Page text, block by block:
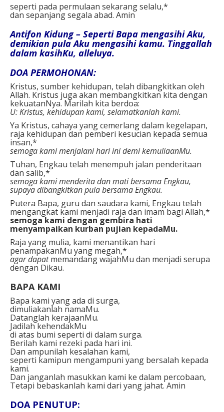
seperti pada permulaan sekarang selalu,*
dan sepanjang segala abad. Amin
Antifon Kidung – Seperti Bapa mengasihi Aku,
demikian pula Aku mengasihi kamu. Tinggallah
dalam kasihKu, alleluya.
DOA PERMOHONAN:
Kristus, sumber kehidupan, telah dibangkitkan oleh
Allah. Kristus juga akan membangkitkan kita dengan
kekuatanNya. Marilah kita berdoa:
U: Kristus, kehidupan kami, selamatkanlah kami.
Ya Kristus, cahaya yang cemerlang dalam kegelapan,
raja kehidupan dan pemberi kesucian kepada semua
insan,*
semoga kami menjalani hari ini demi kemuliaanMu.
Tuhan, Engkau telah menempuh jalan penderitaan
dan salib,*
semoga kami menderita dan mati bersama Engkau,
supaya dibangkitkan pula bersama Engkau.
Putera Bapa, guru dan saudara kami, Engkau telah
mengangkat kami menjadi raja dan imam bagi Allah,*
semoga kami dengan gembira hati
menyampaikan kurban pujian kepadaMu.
Raja yang mulia, kami menantikan hari
penampakanMu yang megah,*
agar dapatmemandang wajahMu dan menjadi serupa
dengan Dikau.
BAPA KAMI
Bapa kami yang ada di surga,
dimuliakanlah namaMu.
Datanglah kerajaanMu.
Jadilah kehendakMu
di atas bumi seperti di dalam surga.
Berilah kami rezeki pada hari ini.
Dan ampunilah kesalahan kami,
seperti kamipun mengampuni yang bersalah kepada
kami.
Dan janganlah masukkan kami ke dalam percobaan,
Tetapi bebaskanlah kami dari yang jahat. Amin
DOA PENUTUP: